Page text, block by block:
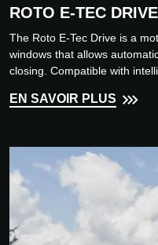
ROTO E-TEC DRIVE
The Roto E-Tec Drive is a
windows that allows
closing. Compatible with
EN SAVOIR PLUS